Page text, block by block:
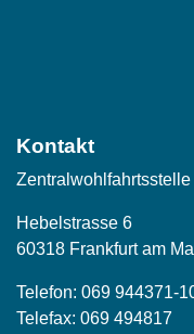
Kontakt
Hebelstrasse 6
60318 Frankfurt am
Telefon: 069 944371-
Telefax: 069 494817